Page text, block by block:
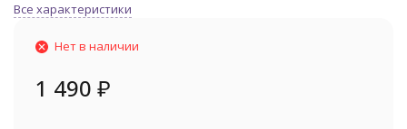
Все характеристики
Нет в наличии
1 490 ₽